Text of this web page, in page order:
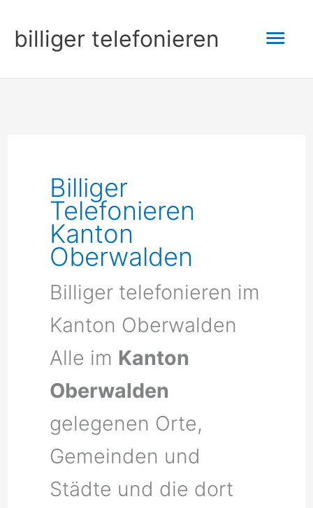
Inhalt
springen
billiger telefonieren
Billiger
Telefonieren
Kanton
Oberwalden
Billiger telefonieren im
Kanton Oberwalden
Alle im Kanton
Oberwalden
gelegenen Orte,
Gemeinden und
Städte und die dort